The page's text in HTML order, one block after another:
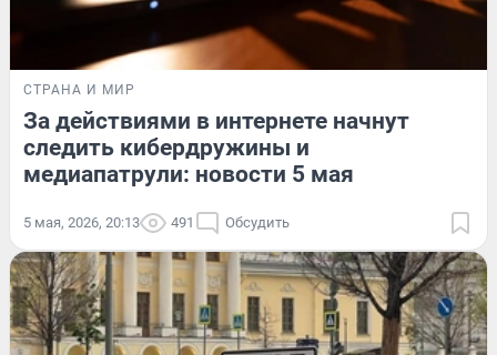
СТРАНА И МИР
За действиями в интернете начнут
следить кибердружины и
медиапатрули: новости 5 мая
5 мая, 2026, 20:13 491 Обсудить